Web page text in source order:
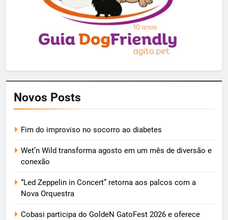
Novos Posts
Fim do improviso no socorro ao diabetes
Wet’n Wild transforma agosto em um mês de diversão e
conexão
“Led Zeppelin in Concert” retorna aos palcos com a
Nova Orquestra
Cobasi participa do GoldeN GatoFest 2026 e oferece